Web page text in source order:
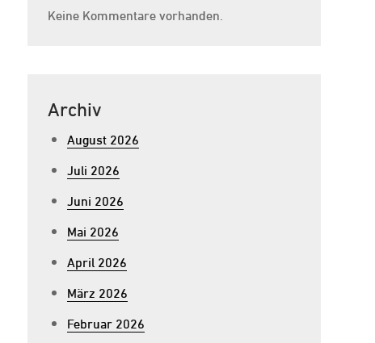
Keine Kommentare vorhanden.
Archiv
August 2026
Juli 2026
Juni 2026
Mai 2026
April 2026
März 2026
Februar 2026